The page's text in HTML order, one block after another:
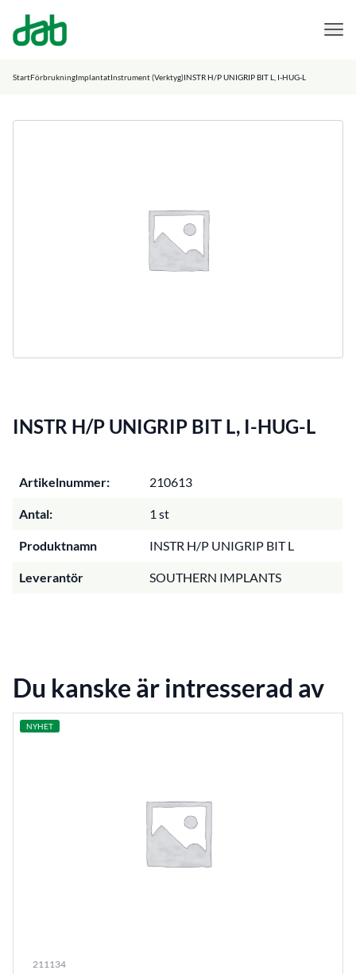
DAB Dental
StartFörbrukningImplantatInstrument (Verktyg)INSTR H/P UNIGRIP BIT L, I-HUG-L
INSTR H/P UNIGRIP BIT L, I-HUG-L
Artikelnummer: 210613
Antal: 1 st
Produktnamn INSTR H/P UNIGRIP BIT L
Leverantör SOUTHERN IMPLANTS
Du kanske är intresserad av
NYHET
211134